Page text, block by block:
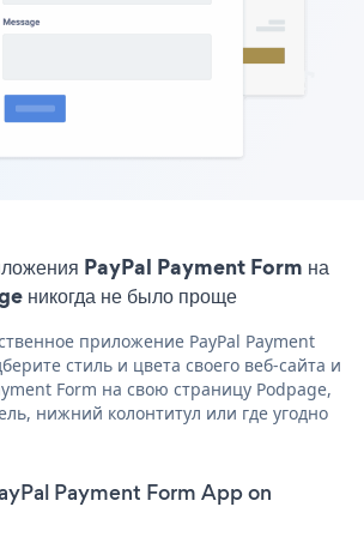
PayPal Payment Form на
никогда не было проще
приложение PayPal Payment
стиль и цвета своего веб-сайта и
Form на свою страницу Podpage,
нижний колонтитул или где угодно
Payment Form App on